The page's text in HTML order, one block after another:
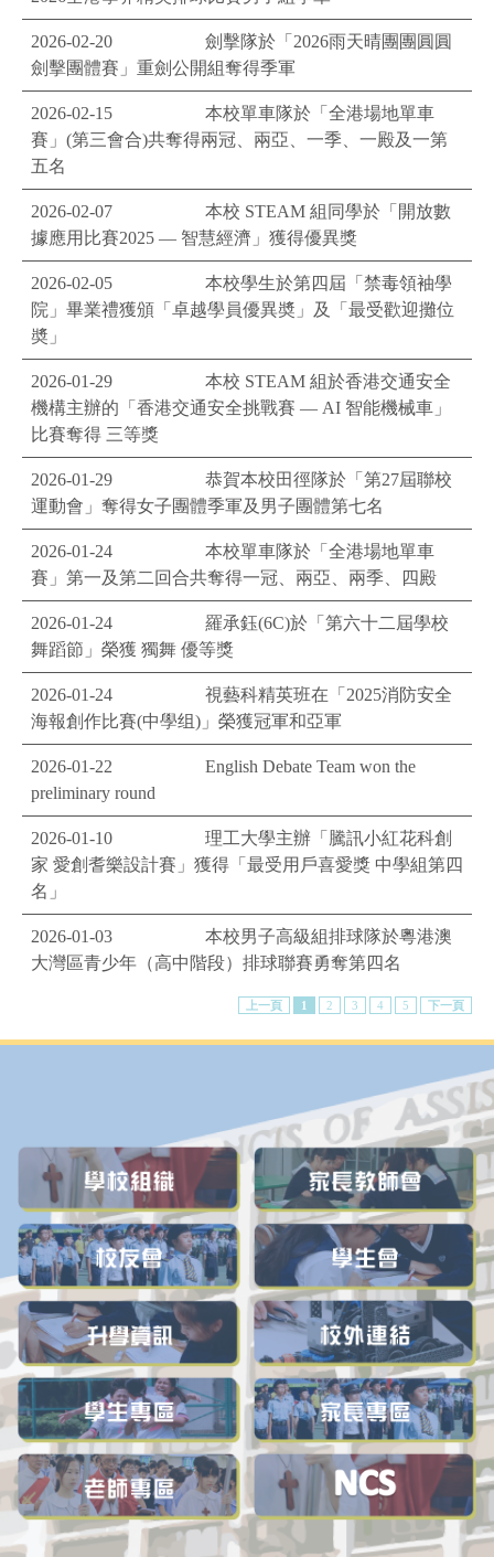
2026-02-20
劍擊隊於「2026雨天晴團團圓圓
劍擊團體賽」重劍公開組奪得季軍
2026-02-15
本校單車隊於「全港場地單車
賽」(第三會合)共奪得兩冠、兩亞、一季、一殿及一第
五名
2026-02-07
本校 STEAM 組同學於「開放數
據應用比賽2025 — 智慧經濟」獲得優異獎
2026-02-05
本校學生於第四屆「禁毒領袖學
院」畢業禮獲頒「卓越學員優異奬」及「最受歡迎攤位
奬」
2026-01-29
本校 STEAM 組於香港交通安全
機構主辦的「香港交通安全挑戰賽 — AI 智能機械車」
比賽奪得 三等獎
2026-01-29
恭賀本校田徑隊於「第27屆聯校
運動會」奪得女子團體季軍及男子團體第七名
2026-01-24
本校單車隊於「全港場地單車
賽」第一及第二回合共奪得一冠、兩亞、兩季、四殿
2026-01-24
羅承鈺(6C)於「第六十二屆學校
舞蹈節」榮獲 獨舞 優等獎
2026-01-24
視藝科精英班在「2025消防安全
海報創作比賽(中學组)」榮獲冠軍和亞軍
2026-01-22
English Debate Team won the
preliminary round
2026-01-10
理工大學主辦「騰訊小紅花科創
家 愛創耆樂設計賽」獲得「最受用戶喜愛獎 中學組第四
名」
2026-01-03
本校男子高級組排球隊於粵港澳
大灣區青少年（高中階段）排球聯賽勇奪第四名
上一頁 1 2 3 4 5 下一頁